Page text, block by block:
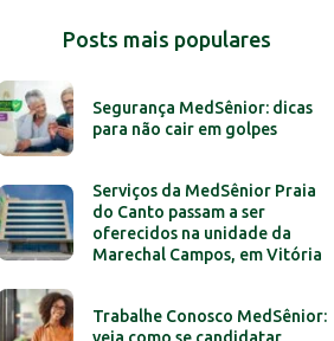
Posts mais populares
Segurança MedSênior: dicas
para não cair em golpes
Serviços da MedSênior Praia
do Canto passam a ser
oferecidos na unidade da
Marechal Campos, em Vitória
Trabalhe Conosco MedSênior: